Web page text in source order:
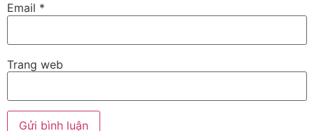
Email *
Trang web